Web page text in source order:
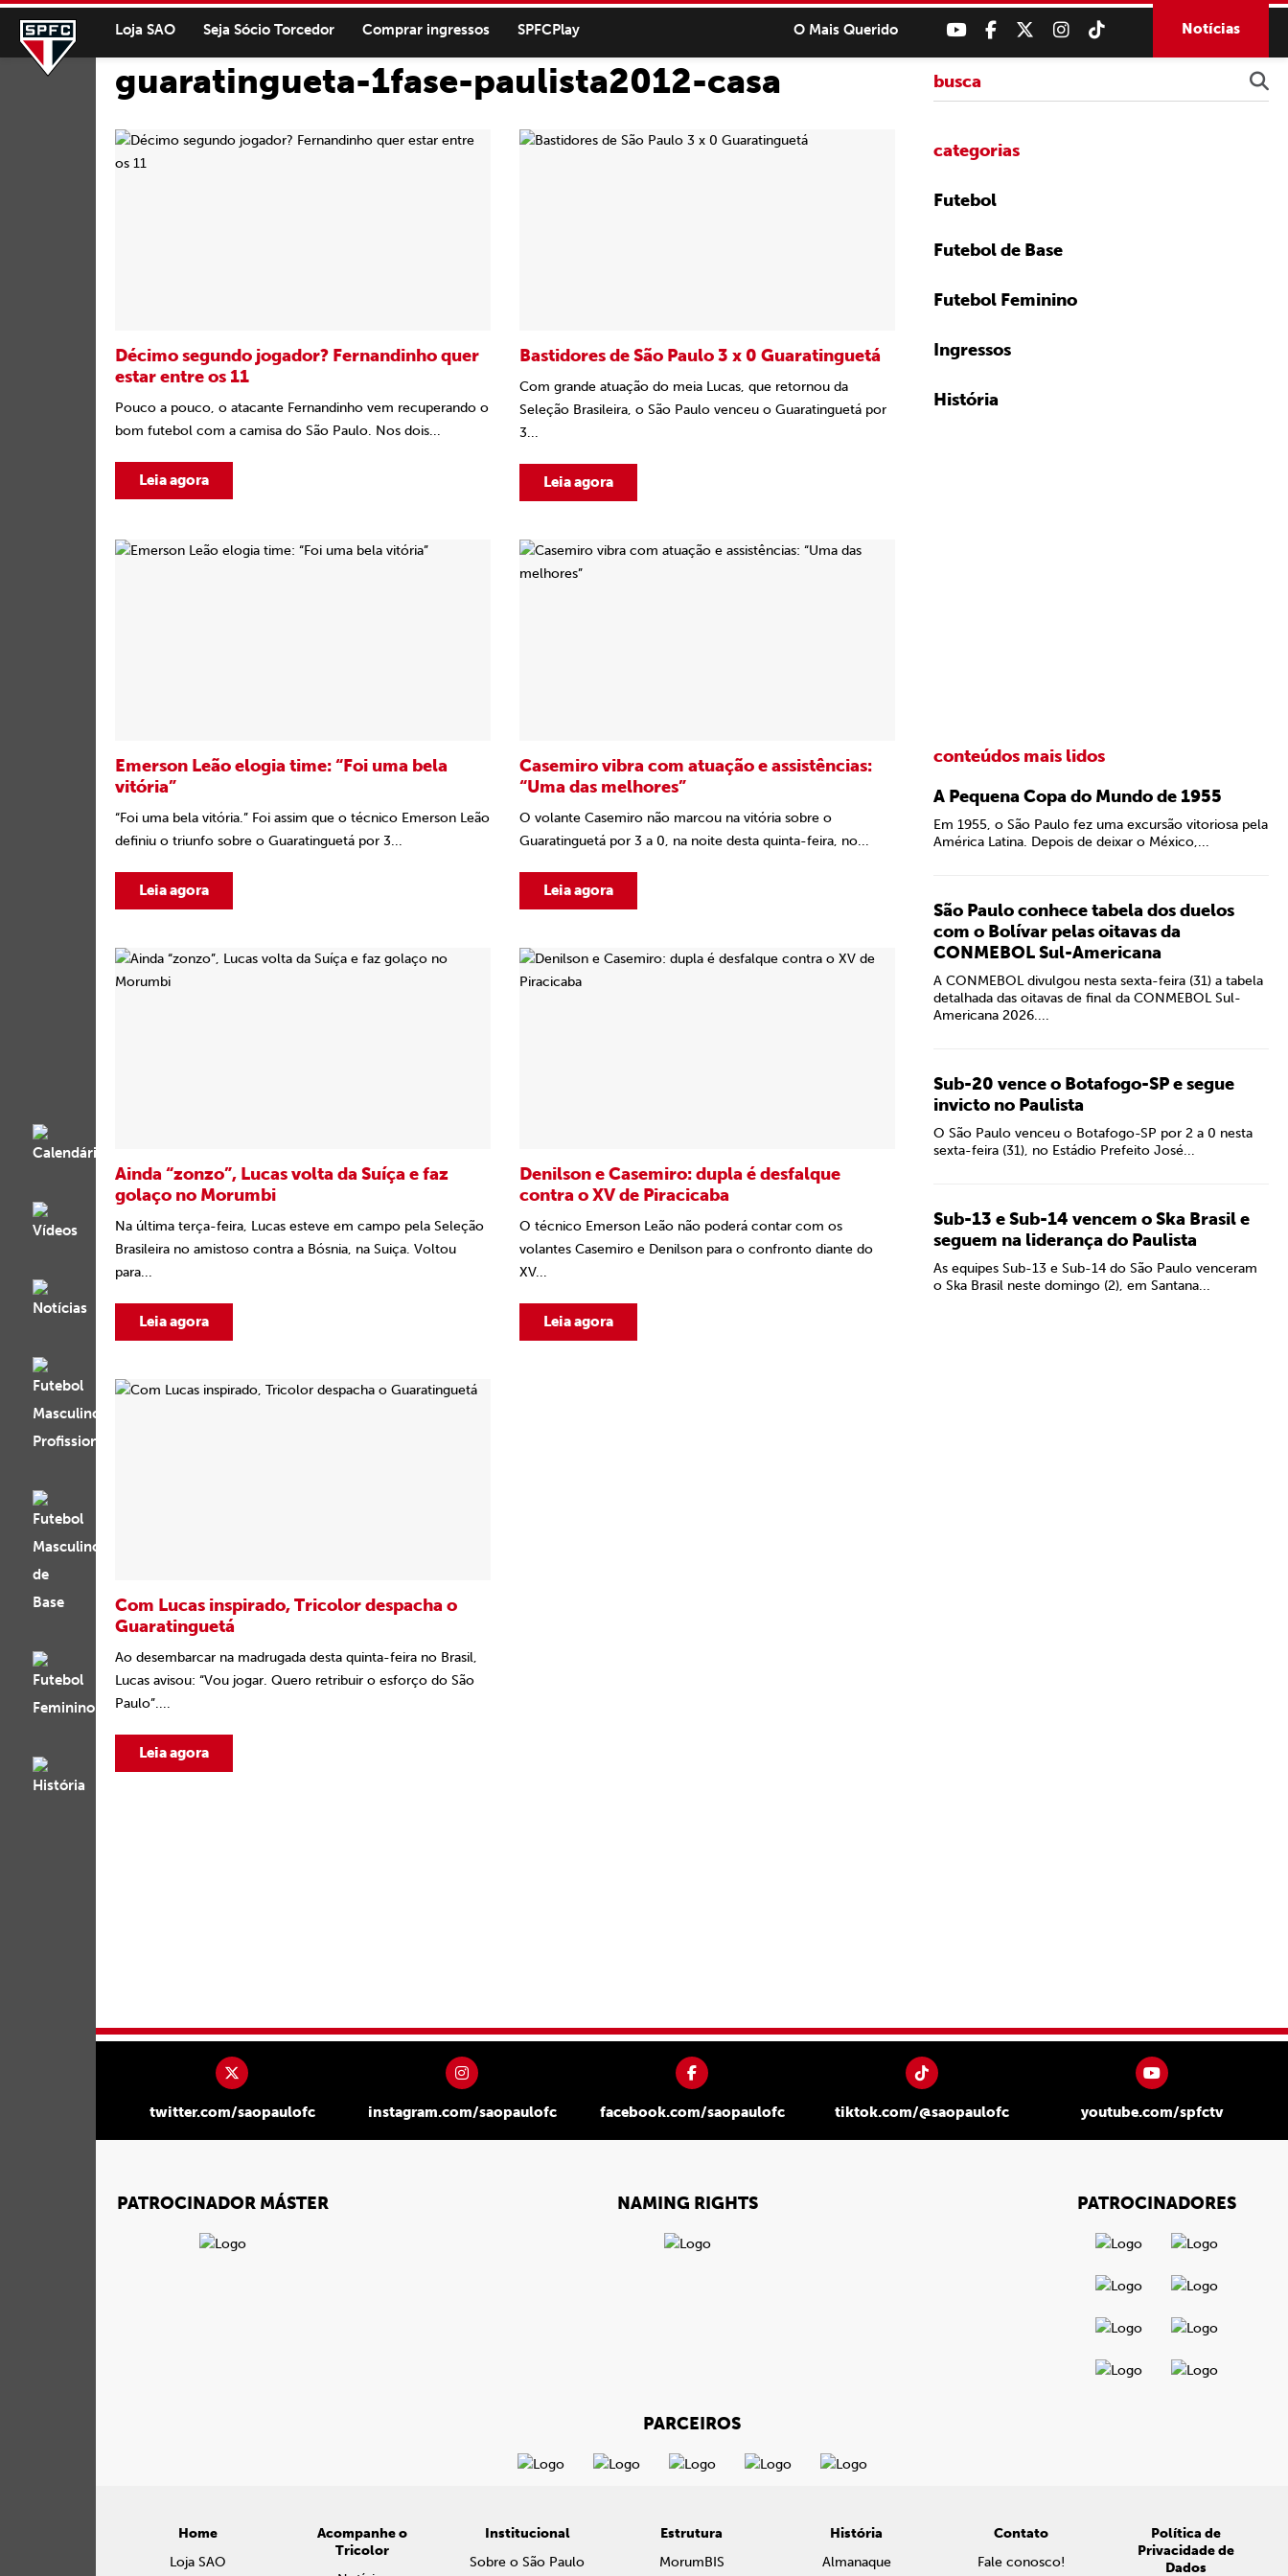
Loja SAO Seja Sócio Torcedor Comprar ingressos SPFCPlay O Mais Querido Notícias
guaratingueta-1fase-paulista2012-casa
Décimo segundo jogador? Fernandinho quer
estar entre os 11
Pouco a pouco, o atacante Fernandinho vem recuperando o
bom futebol com a camisa do São Paulo. Nos dois...
Leia agora
Bastidores de São Paulo 3 x 0 Guaratinguetá
Com grande atuação do meia Lucas, que retornou da
Seleção Brasileira, o São Paulo venceu o Guaratinguetá por
3...
Leia agora
Emerson Leão elogia time: “Foi uma bela
vitória”
“Foi uma bela vitória.” Foi assim que o técnico Emerson Leão
definiu o triunfo sobre o Guaratinguetá por 3...
Leia agora
Casemiro vibra com atuação e assistências:
“Uma das melhores”
O volante Casemiro não marcou na vitória sobre o
Guaratinguetá por 3 a 0, na noite desta quinta-feira, no...
Leia agora
Ainda “zonzo”, Lucas volta da Suíça e faz
golaço no Morumbi
Na última terça-feira, Lucas esteve em campo pela Seleção
Brasileira no amistoso contra a Bósnia, na Suiça. Voltou
para...
Leia agora
Denilson e Casemiro: dupla é desfalque
contra o XV de Piracicaba
O técnico Emerson Leão não poderá contar com os
volantes Casemiro e Denilson para o confronto diante do
XV...
Leia agora
Com Lucas inspirado, Tricolor despacha o
Guaratinguetá
Ao desembarcar na madrugada desta quinta-feira no Brasil,
Lucas avisou: “Vou jogar. Quero retribuir o esforço do São
Paulo”....
Leia agora
categorias
Futebol
Futebol de Base
Futebol Feminino
Ingressos
História
conteúdos mais lidos
A Pequena Copa do Mundo de 1955
Em 1955, o São Paulo fez uma excursão vitoriosa pela
América Latina. Depois de deixar o México,...
São Paulo conhece tabela dos duelos
com o Bolívar pelas oitavas da
CONMEBOL Sul-Americana
A CONMEBOL divulgou nesta sexta-feira (31) a tabela
detalhada das oitavas de final da CONMEBOL Sul-
Americana 2026....
Sub-20 vence o Botafogo-SP e segue
invicto no Paulista
O São Paulo venceu o Botafogo-SP por 2 a 0 nesta
sexta-feira (31), no Estádio Prefeito José...
Sub-13 e Sub-14 vencem o Ska Brasil e
seguem na liderança do Paulista
As equipes Sub-13 e Sub-14 do São Paulo venceram
o Ska Brasil neste domingo (2), em Santana...
twitter.com/saopaulofc instagram.com/saopaulofc facebook.com/saopaulofc tiktok.com/@saopaulofc youtube.com/spfctv
PATROCINADOR MÁSTER NAMING RIGHTS PATROCINADORES
PARCEIROS
Home
Loja SAO
Acompanhe o
Tricolor
Institucional
Sobre o São Paulo
Estrutura
MorumBIS
História
Almanaque
Contato
Fale conosco!
Política de
Privacidade de
Dados